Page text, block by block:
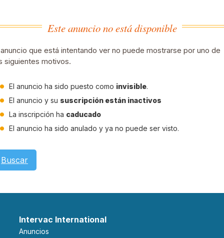
Este anuncio no está disponible
que está intentando ver no puede mostrarse por uno de
siguientes motivos.
El anuncio ha sido puesto como invisible.
El anuncio y su suscripción están inactivos
La inscripción ha caducado
El anuncio ha sido anulado y ya no puede ser visto.
Buscar
Intervac International
Anuncios